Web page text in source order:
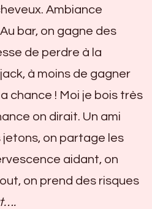
Ambiance
bar, on gagne des
de perdre à la
à moins de gagner
chance ! Moi je bois très
on dirait. Un ami
jetons, on partage les
aidant, on
on prend des risques